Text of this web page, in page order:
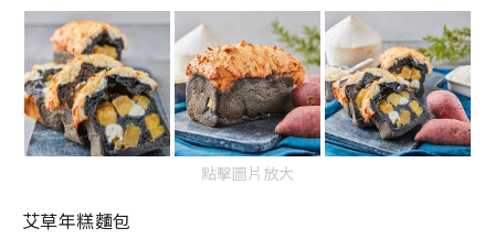
點擊圖片放大
艾草年糕麵包